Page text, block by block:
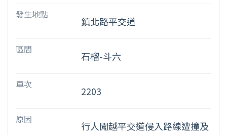
發生地點
鎮北路平交道
區間
石榴-斗六
車次
2203
原因
行人闖越平交道侵入路線遭撞及